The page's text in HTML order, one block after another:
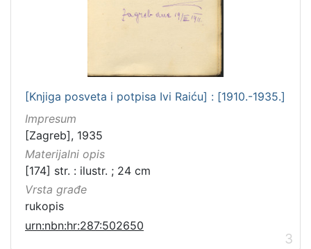
[Knjiga posveta i potpisa Ivi Raiću] : [1910.-1935.]
Impresum
[Zagreb], 1935
Materijalni opis
[174] str. : ilustr. ; 24 cm
Vrsta građe
rukopis
urn:nbn:hr:287:502650
3